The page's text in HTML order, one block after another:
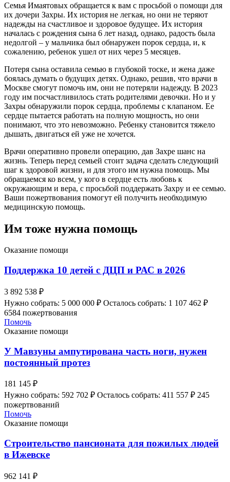
Семья Имаятовых обращается к вам с просьбой о помощи для
их дочери Захры. Их история не легкая, но они не теряют
надежды на счастливое и здоровое будущее. Их история
началась с рождения сына 6 лет назад, однако, радость была
недолгой – у мальчика был обнаружен порок сердца, и, к
сожалению, ребенок ушел от них через 5 месяцев.
Потеря сына оставила семью в глубокой тоске, и жена даже
боялась думать о будущих детях. Однако, решив, что врачи в
Москве смогут помочь им, они не потеряли надежду. В 2023
году им посчастливилось стать родителями девочки. Но и у
Захры обнаружили порок сердца, проблемы с клапаном. Ее
сердце пытается работать на полную мощность, но они
понимают, что это невозможно. Ребенку становится тяжело
дышать, двигаться ей уже не хочется.
Врачи оперативно провели операцию, дав Захре шанс на
жизнь. Теперь перед семьей стоит задача сделать следующий
шаг к здоровой жизни, и для этого им нужна помощь. Мы
обращаемся ко всем, у кого в сердце есть любовь к
окружающим и вера, с просьбой поддержать Захру и ее семью.
Ваши пожертвования помогут ей получить необходимую
медицинскую помощь.
Им тоже нужна помощь
Оказание помощи
Поддержка 10 детей с ДЦП и РАС в 2026
3 892 538 ₽
Нужно собрать: 5 000 000 ₽ Осталось собрать: 1 107 462 ₽
6584 пожертвования
Помочь
Оказание помощи
У Мавзуны ампутирована часть ноги, нужен
постоянный протез
181 145 ₽
Нужно собрать: 592 702 ₽ Осталось собрать: 411 557 ₽ 245
пожертвований
Помочь
Оказание помощи
Строительство пансионата для пожилых людей
в Ижевске
962 141 ₽